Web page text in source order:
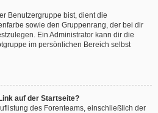
Benutzergruppe bist, dient die
sowie den Gruppenrang, der bei dir
Ein Administrator kann dir die
im persönlichen Bereich selbst
auf der Startseite?
des Forenteams, einschließlich der